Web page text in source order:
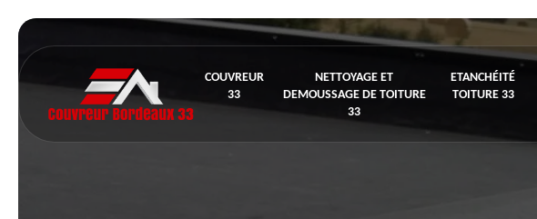
COUVREUR
33
NETTOYAGE ET
DEMOUSSAGE DE TOITURE
33
ETANCHÉITÉ
TOITURE 33